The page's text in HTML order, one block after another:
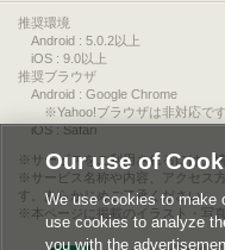
推奨環境
Android : 5.0.2以上
iOS : 9.0以上
推奨ブラウザ
Android : Google Chrome
※Yahoo!ブラウザは非対応です
iOS : Safari
サービスをご利用されるには、
サービス名称や内容、アクセス
す。あらかじめご了承ください。
本ページに掲載のイラスト・写
Our use of
We use cookies to make
use cookies to analyze
you with the